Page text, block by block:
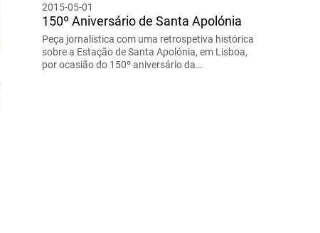
2015-05-01
150º Aniversário de Santa Apolónia
Peça jornalística com uma retrospetiva histórica
sobre a Estação de Santa Apolónia, em Lisboa,
por ocasião do 150º aniversário da…